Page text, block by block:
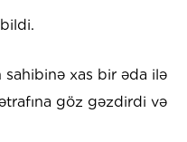
sahibinə xas bir əda ilə
göz gəzdirdi və